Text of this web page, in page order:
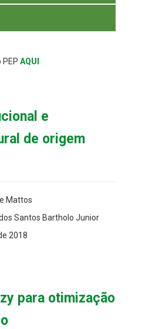
AQUI
e
de origem
Mattos
Santos Bartholo Junior
2018
para otimização